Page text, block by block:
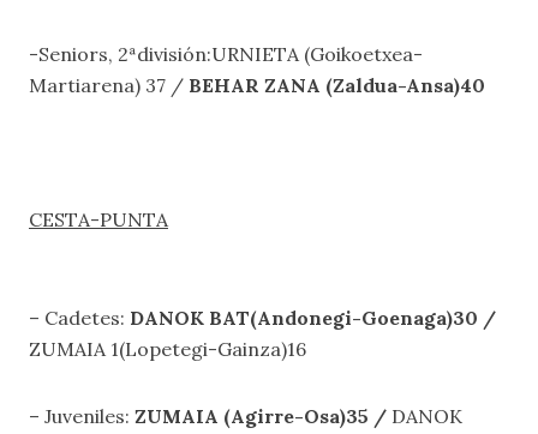
-Seniors, 2ªdivisión:URNIETA (Goikoetxea-
Martiarena) 37 / BEHAR ZANA (Zaldua-Ansa)40
CESTA-PUNTA
– Cadetes: DANOK BAT(Andonegi-Goenaga)30 /
ZUMAIA 1(Lopetegi-Gainza)16
– Juveniles: ZUMAIA (Agirre-Osa)35 / DANOK